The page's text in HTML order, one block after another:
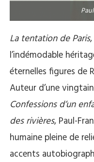
La tentation de Paris
l’indémodable
éternelles figures de
Auteur d’une
Confessions d’un
des rivières, Paul-
humaine pleine de
accents